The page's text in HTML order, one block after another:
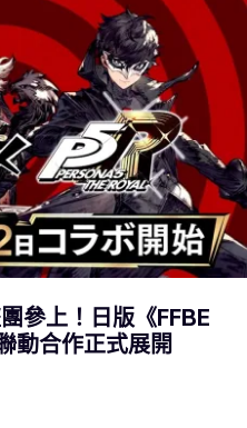
參上！日版《FFBE
動合作正式展開